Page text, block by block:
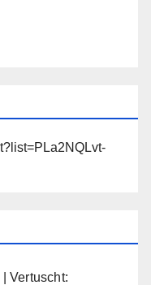
Vertuscht: